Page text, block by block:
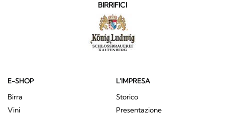
BIRRIFICI
E-SHOP
Birra
Vini
L'IMPRESA
Storico
Presentazione